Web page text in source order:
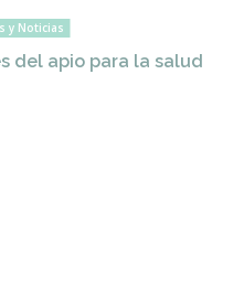
y Noticias
del apio para la salud